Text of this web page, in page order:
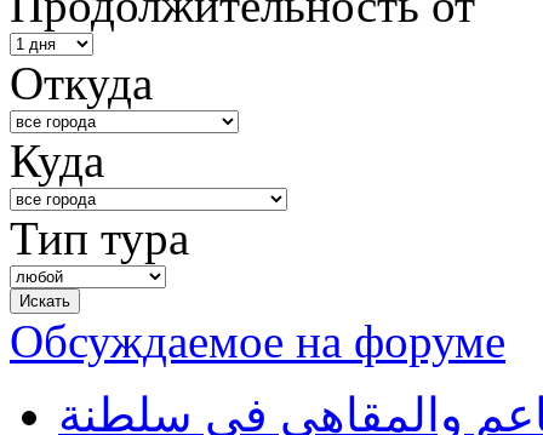
Откуда
Куда
Тип тура
Обсуждаемое на форуме
والمقاهي في سلطنة